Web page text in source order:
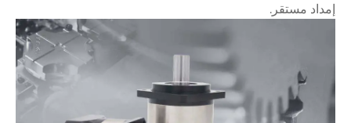
إمداد مستقر.